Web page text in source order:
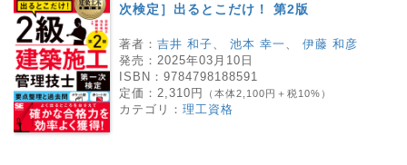
次検定］出るとこだけ！ 第2版
著者： 吉井 和子 池本 幸一
伊藤 和彦
発売： 2025年03月10日
ISBN： 9784798188591
定価： 2,310円 （本体2,100円＋税10%）
カテゴリ： 理工資格